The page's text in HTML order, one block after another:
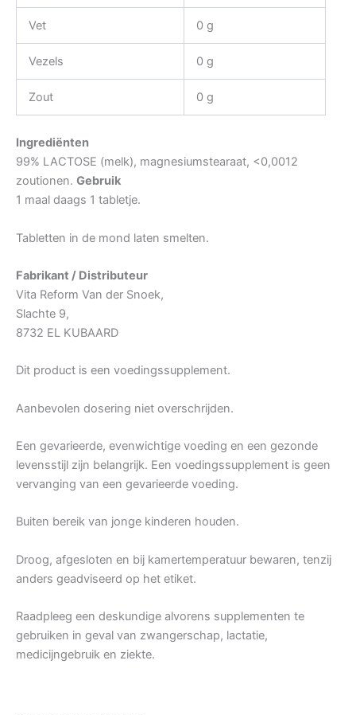
Vet 0 g
Vezels 0 g
Zout 0 g
Ingrediënten
99% LACTOSE (melk), magnesiumstearaat, <0,0012
zoutionen. Gebruik
1 maal daags 1 tabletje.
Tabletten in de mond laten smelten.
Fabrikant / Distributeur
Vita Reform Van der Snoek,
Slachte 9,
8732 EL KUBAARD
Dit product is een voedingssupplement.
Aanbevolen dosering niet overschrijden.
Een gevarieerde, evenwichtige voeding en een gezonde
levensstijl zijn belangrijk. Een voedingssupplement is geen
vervanging van een gevarieerde voeding.
Buiten bereik van jonge kinderen houden.
Droog, afgesloten en bij kamertemperatuur bewaren, tenzij
anders geadviseerd op het etiket.
Raadpleeg een deskundige alvorens supplementen te
gebruiken in geval van zwangerschap, lactatie,
medicijngebruik en ziekte.